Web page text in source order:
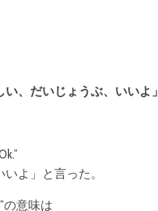
い、だいじょうぶ、いいよ」
よ」と言った。
の意味は